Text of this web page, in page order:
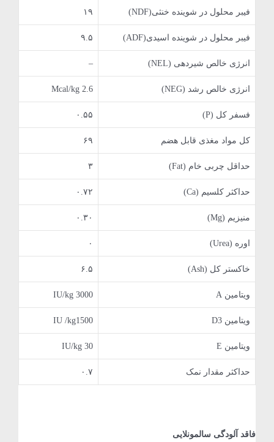
فیبر محلول در شوینده خنثی(NDF) ۱۹
فیبر محلول در شوینده اسیدی(ADF) ۹.۵
انرژی خالص شیردهی (NEL) –
انرژی خالص رشد (NEG) Mcal/kg 2.6
فسفر کل (P) ۰.۵۵
کل مواد مغذی قابل هضم ۶۹
حداقل چربی خام (Fat) ۳
حداکثر کلسیم (Ca) ۰.۷۲
منیزیم (Mg) ۰.۳۰
اوره (Urea) ۰
خاکستر کل (Ash) ۶.۵
ویتامین A IU/kg 3000
ویتامین D3 IU /kg1500
ویتامین E IU/kg 30
حداکثر مقدار نمک ۰.۷
فاقد آلودگی سالمونلایی